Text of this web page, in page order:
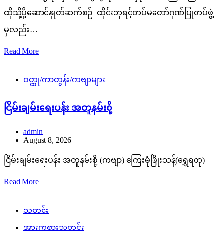
ထိုသို့ပို့ဆောင်နှုတ်ဆက်စဉ် ထိုင်းဘုရင့်တပ်မတော်ဂုဏ်ပြုတပ်ဖွဲ့
မှလည်း…
Read More
ဝတ္ထု/ကာတွန်း/ကဗျာများ
ငြိမ်းချမ်းရေးပန်း အတူနမ်းစို့
admin
August 8, 2026
ငြိမ်းချမ်းရေးပန်း အတူနမ်းစို့ (ကဗျာ) ကြေးမုံဖြိုးသန့်(ရွှေရတု)
Read More
သတင်း
အားကစားသတင်း